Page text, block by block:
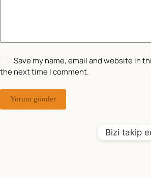
Save my name, email and website in
the next time I comment.
Yorum gönder
Bizi takip